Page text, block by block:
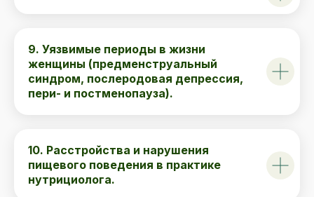
9. Уязвимые периоды в жизни
женщины (предменструальный
синдром, послеродовая депрессия,
пери- и постменопауза).
10. Расстройства и нарушения
пищевого поведения в практике
нутрициолога.